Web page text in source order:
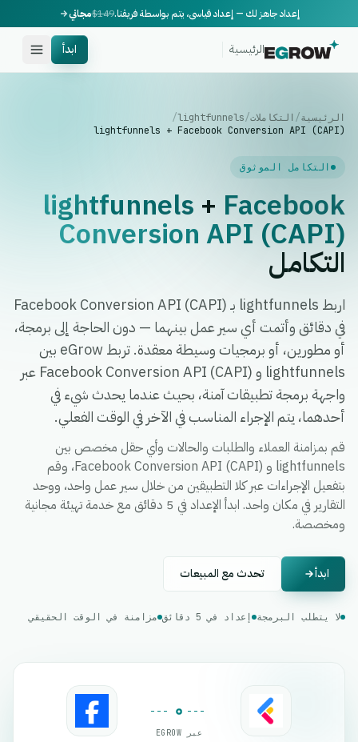
إعداد جاهز لك — إعداد قياسي، يتم بواسطة فريقنا.$149مجاني
الرئيسية ابدأ
الرئيسية/ التكاملات/
lightfunnels
/
lightfunnels + Facebook Conversion API (CAPI)
التكامل الموثوق
lightfunnels + Facebook
Conversion API (CAPI)
التكامل
اربط lightfunnels بـ Facebook Conversion API (CAPI)
في دقائق وأتمت أي سير عمل بينهما — دون الحاجة إلى برمجة،
أو مطورين، أو برمجيات وسيطة معقدة. تربط eGrow بين
lightfunnels و Facebook Conversion API (CAPI) عبر
واجهة برمجة تطبيقات آمنة، بحيث عندما يحدث شيء في
أحدهما، يتم الإجراء المناسب في الآخر في الوقت الفعلي.
قم بمزامنة العملاء والطلبات والحالات وأي حقل مخصص بين
lightfunnels و Facebook Conversion API (CAPI)، وقم
بتفعيل الإجراءات عبر كلا التطبيقين من خلال سير عمل واحد، ووحد
التقارير في مكان واحد. ابدأ الإعداد في 5 دقائق مع خدمة تهيئة مجانية
ومخصصة.
ابدأ تحدث مع المبيعات
لا يتطلب البرمجة إعداد في 5 دقائق مزامنة في الوقت الحقيقي
عبر EGROW